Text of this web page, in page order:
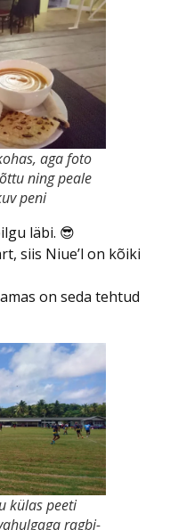
aga foto
ning peale
peni
läbi. 😎
siis Niue’l on kõiki
on seda tehtud
külas peeti
ragbi-